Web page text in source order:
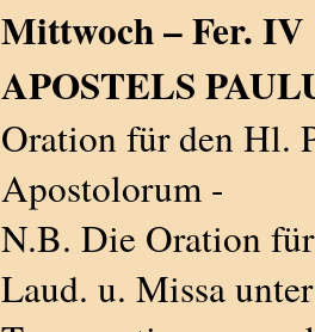
Mittwoch – Fer.
APOSTELS
Oration für den Hl.
Apostolorum -
N.B. Die Oration
Laud. u. Missa